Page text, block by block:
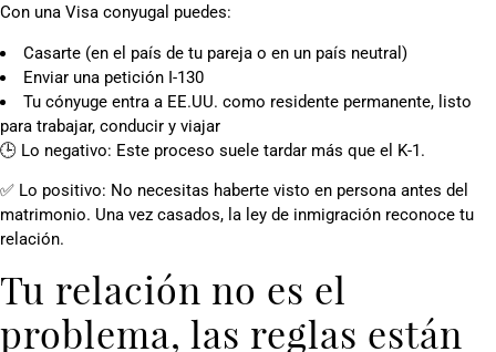
Con una Visa conyugal puedes:
Casarte (en el país de tu pareja o en un país neutral)
Enviar una petición I-130
Tu cónyuge entra a EE.UU. como residente permanente, listo
para trabajar, conducir y viajar
🕒 Lo negativo: Este proceso suele tardar más que el K-1.
✅ Lo positivo: No necesitas haberte visto en persona antes del
matrimonio. Una vez casados, la ley de inmigración reconoce tu
relación.
Tu relación no es el
problema, las reglas están